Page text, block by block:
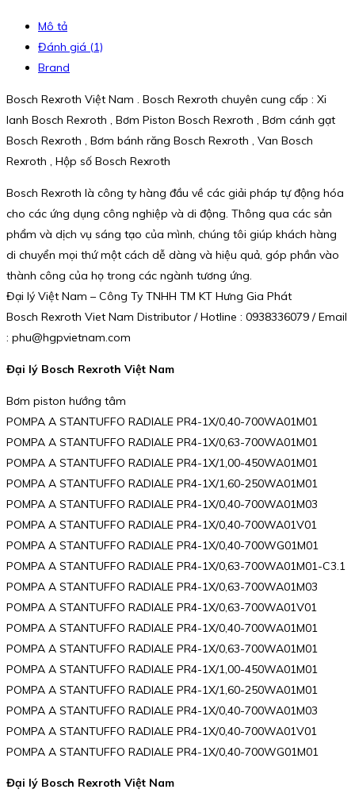
Mô tả
Đánh giá (1)
Brand
Bosch Rexroth Việt Nam . Bosch Rexroth chuyên cung cấp : Xi
lanh Bosch Rexroth , Bơm Piston Bosch Rexroth , Bơm cánh gạt
Bosch Rexroth , Bơm bánh răng Bosch Rexroth , Van Bosch
Rexroth , Hộp số Bosch Rexroth
Bosch Rexroth là công ty hàng đầu về các giải pháp tự động hóa
cho các ứng dụng công nghiệp và di động. Thông qua các sản
phẩm và dịch vụ sáng tạo của mình, chúng tôi giúp khách hàng
di chuyển mọi thứ một cách dễ dàng và hiệu quả, góp phần vào
thành công của họ trong các ngành tương ứng.
Đại lý Việt Nam – Công Ty TNHH TM KT Hưng Gia Phát
Bosch Rexroth Viet Nam Distributor / Hotline : 0938336079 / Email
: phu@hgpvietnam.com
Đại lý Bosch Rexroth Việt Nam
Bơm piston hướng tâm
POMPA A STANTUFFO RADIALE PR4-1X/0,40-700WA01M01
POMPA A STANTUFFO RADIALE PR4-1X/0,63-700WA01M01
POMPA A STANTUFFO RADIALE PR4-1X/1,00-450WA01M01
POMPA A STANTUFFO RADIALE PR4-1X/1,60-250WA01M01
POMPA A STANTUFFO RADIALE PR4-1X/0,40-700WA01M03
POMPA A STANTUFFO RADIALE PR4-1X/0,40-700WA01V01
POMPA A STANTUFFO RADIALE PR4-1X/0,40-700WG01M01
POMPA A STANTUFFO RADIALE PR4-1X/0,63-700WA01M01-C3.1
POMPA A STANTUFFO RADIALE PR4-1X/0,63-700WA01M03
POMPA A STANTUFFO RADIALE PR4-1X/0,63-700WA01V01
POMPA A STANTUFFO RADIALE PR4-1X/0,40-700WA01M01
POMPA A STANTUFFO RADIALE PR4-1X/0,63-700WA01M01
POMPA A STANTUFFO RADIALE PR4-1X/1,00-450WA01M01
POMPA A STANTUFFO RADIALE PR4-1X/1,60-250WA01M01
POMPA A STANTUFFO RADIALE PR4-1X/0,40-700WA01M03
POMPA A STANTUFFO RADIALE PR4-1X/0,40-700WA01V01
POMPA A STANTUFFO RADIALE PR4-1X/0,40-700WG01M01
Đại lý Bosch Rexroth Việt Nam